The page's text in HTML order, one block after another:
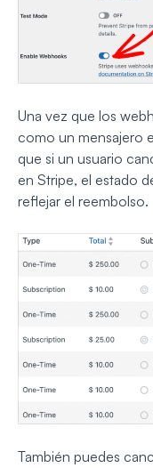
Una vez que los
como un mensajero
que si un usuario
en Stripe, el estado
reflejar el reembolso.
También puedes